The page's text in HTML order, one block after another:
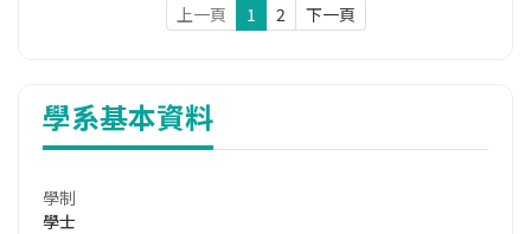
上一頁 1 2 下一頁
學系基本資料
學制
學士